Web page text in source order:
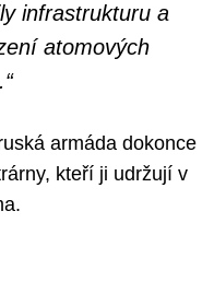
infrastrukturu a
atomových
armáda dokonce
kteří ji udržují v